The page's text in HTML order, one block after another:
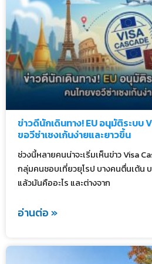
ข่าวดีนักเดินทาง! EU อนุมัติระบบ
ขอวีซ่าเชงเก้นง่ายและยาวขึ้น
ช่วงนี้หลายคนน่าจะเริ่มเห็นข่าว Visa
กลุ่มคนชอบเที่ยวยุโรป บางคนตื่นเต้น
แล้วมันคืออะไร และต่างจาก
อ่านต่อ »